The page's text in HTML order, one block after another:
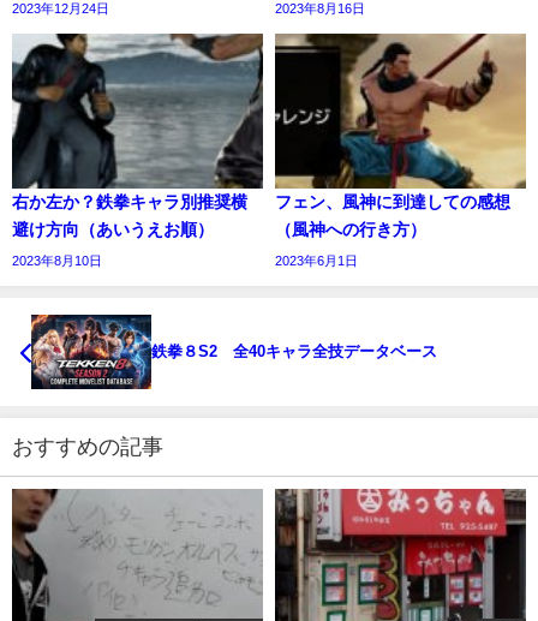
2023年12月24日 2023年8月16日
右か左か？鉄拳キャラ別推奨横
避け方向（あいうえお順）
2023年8月10日
フェン、風神に到達しての感想
（風神への行き方）
2023年6月1日
鉄拳８S2 全40キャラ全技データベース
おすすめの記事